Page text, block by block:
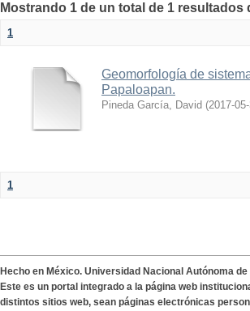
Mostrando 1 de un total de 1
1
Geomorfología de
Papaloapan.
Pineda García, David (2017-
1
Hecho en México. Universidad Nacional Autónoma
Este es un portal integrado a la página web
distintos sitios web, sean páginas electrónicas